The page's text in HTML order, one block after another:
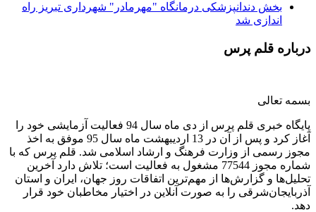
بخش دندانپزشکی درمانگاه "مهرمادر" شهرداری تبریز راه
اندازی شد
درباره قلم پرس
بسمه تعالی
پایگاه خبری قلم پرس از دی ماه سال 94 فعالیت آزمایشی خود را
آغاز کرد و پس از آن در 13 اردیبهشت ماه سال 95 موفق به اخذ
مجوز رسمی از وزارت فرهنگ و ارشاد اسلامی شد. قلم پرس که با
شماره مجوز 77544 مشغول به فعالیت است؛ تلاش دارد آخرین
تحلیل‌ها و گزارش‌ها از مهم‌ترین اتفاقات روز جهان، ایران و استان
آذربایجان‌شرقی را به صورت آنلاین در اختیار مخاطبان خود قرار
دهد.